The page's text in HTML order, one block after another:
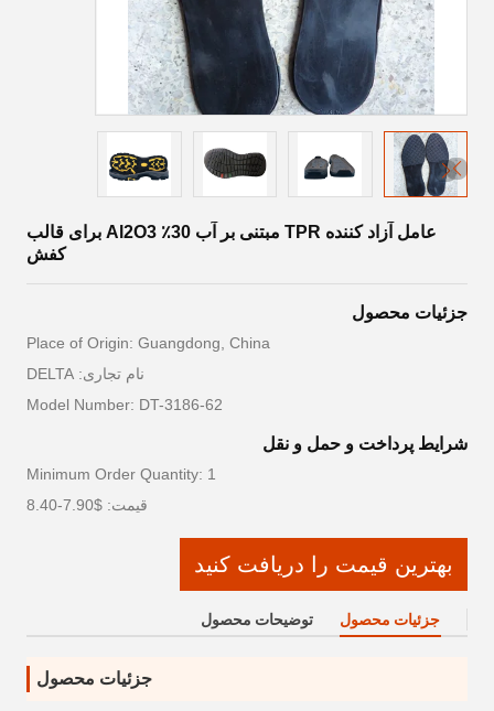
عامل آزاد کننده TPR مبتنی بر آب 30٪ Al2O3 برای قالب
کفش
جزئیات محصول
Place of Origin: Guangdong, China
نام تجاری: DELTA
Model Number: DT-3186-62
شرایط پرداخت و حمل و نقل
Minimum Order Quantity: 1
قیمت: $7.90-8.40
بهترین قیمت را دریافت کنید
جزئیات محصول توضیحات محصول
جزئیات محصول